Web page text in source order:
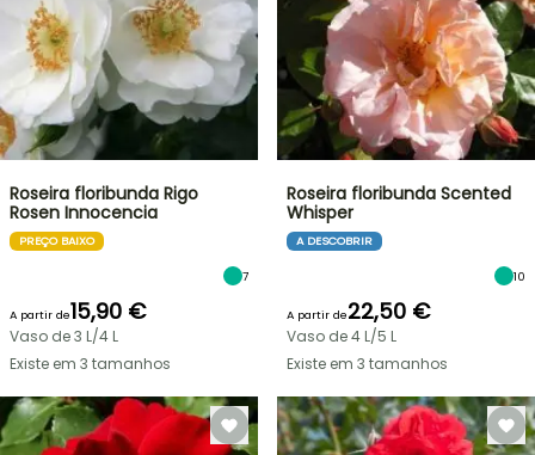
Roseira floribunda Rigo
Rosen Innocencia
PREÇO BAIXO
7
A partir de15,90 €
Vaso de 3 L/4 L
Existe em 3 tamanhos
Roseira floribunda Scented
Whisper
A DESCOBRIR
10
A partir de22,50 €
Vaso de 4 L/5 L
Existe em 3 tamanhos